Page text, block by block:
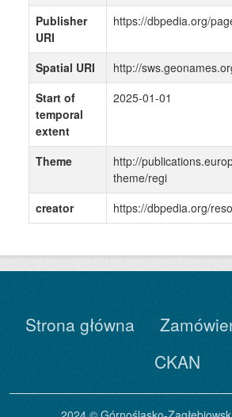
Publisher
URI
https://dbpedia.org/
Spatial URI
http://
Start of
temporal
extent
2025-01-01
Theme
http://
theme/regi
creator
https://dbpedia.org/
Strona główna
CKAN